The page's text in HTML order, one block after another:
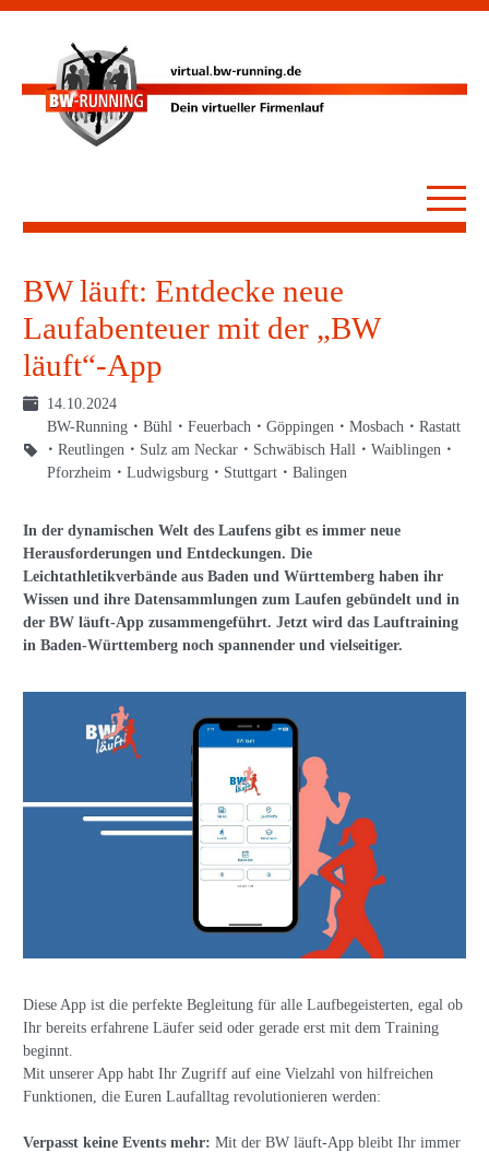
BW läuft: Entdecke neue
Laufabenteuer mit der „BW
läuft“-App
14.10.2024
BW-Running
Bühl Feuerbach Göppingen Mosbach
Rastatt
Reutlingen
Sulz am Neckar Schwäbisch Hall
Waiblingen
Pforzheim
Ludwigsburg Stuttgart Balingen
In der dynamischen Welt des Laufens gibt es immer neue
Herausforderungen und Entdeckungen. Die
Leichtathletikverbände aus Baden und Württemberg haben ihr
Wissen und ihre Datensammlungen zum Laufen gebündelt und in
der BW läuft-App zusammengeführt. Jetzt wird das Lauftraining
in Baden-Württemberg noch spannender und vielseitiger.
Diese App ist die perfekte Begleitung für alle Laufbegeisterten, egal ob
Ihr bereits erfahrene Läufer seid oder gerade erst mit dem Training
beginnt.
Mit unserer App habt Ihr Zugriff auf eine Vielzahl von hilfreichen
Funktionen, die Euren Laufalltag revolutionieren werden:
Verpasst keine Events mehr: Mit der BW läuft-App bleibt Ihr immer